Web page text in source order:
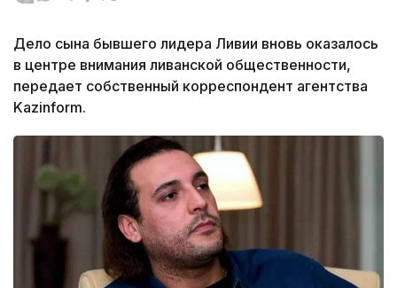
Дело сына бывшего лидера Ливии вновь оказалось
в центре внимания ливанской общественности,
передает собственный корреспондент агентства
Kazinform.